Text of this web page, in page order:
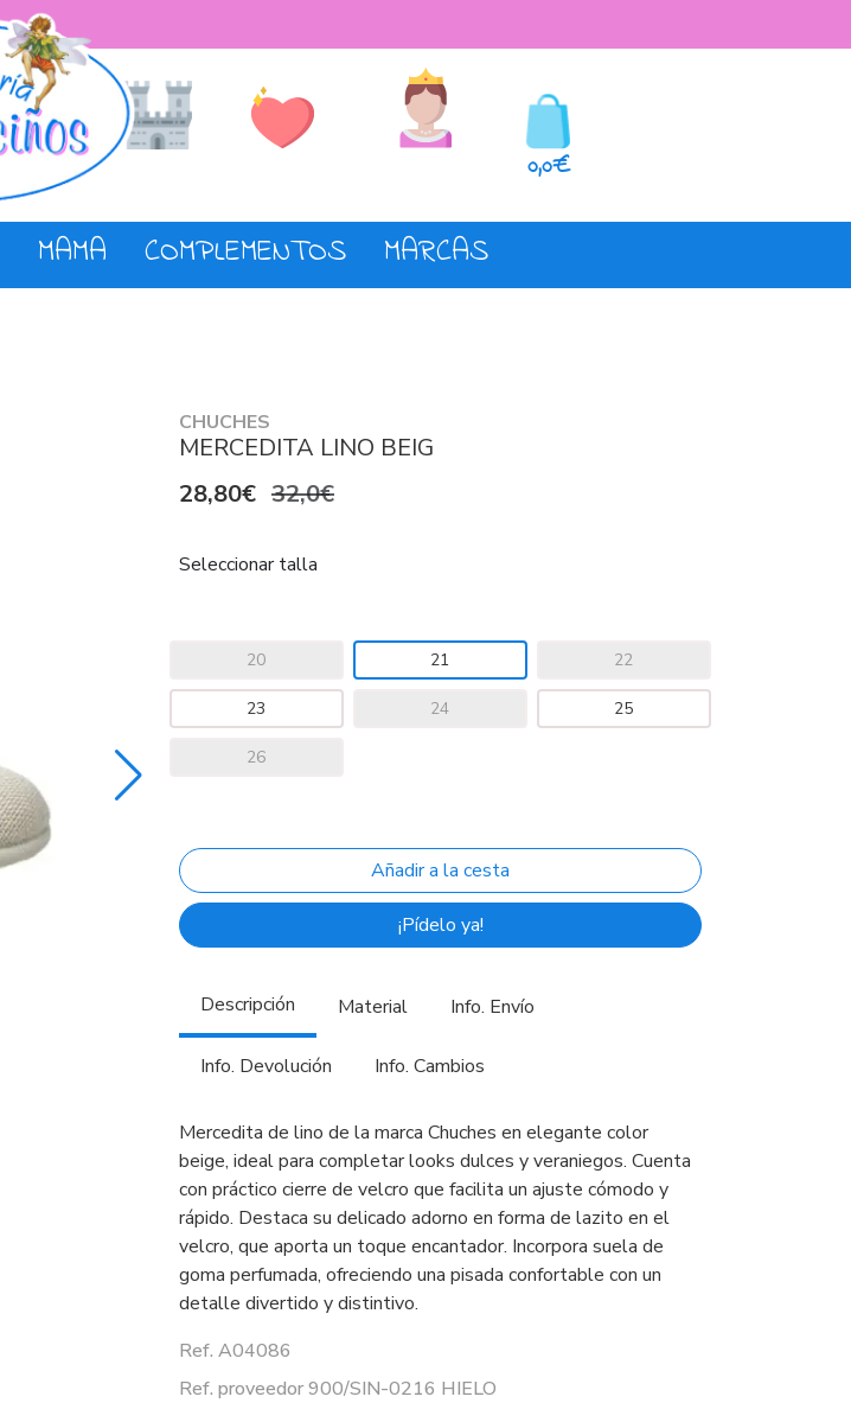
0,0€
MAMA COMPLEMENTOS MARCAS
CHUCHES
MERCEDITA LINO BEIG
28,80€ 32,0€
Seleccionar talla
20 21 22
23 24 25
26
¡Pídelo ya!
Descripción Material Info. Envío
Info. Devolución Info. Cambios
Mercedita de lino de la marca Chuches en elegante color
beige, ideal para completar looks dulces y veraniegos. Cuenta
con práctico cierre de velcro que facilita un ajuste cómodo y
rápido. Destaca su delicado adorno en forma de lazito en el
velcro, que aporta un toque encantador. Incorpora suela de
goma perfumada, ofreciendo una pisada confortable con un
detalle divertido y distintivo.
Ref. A04086
Ref. proveedor 900/SIN-0216 HIELO